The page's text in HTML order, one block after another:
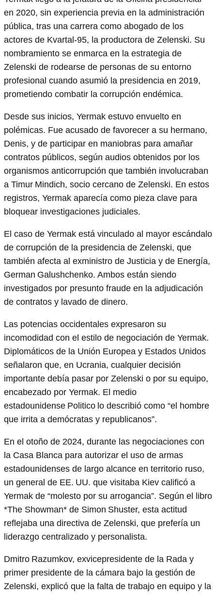
en 2020, sin experiencia previa en la administración
pública, tras una carrera como abogado de los
actores de Kvartal‑95, la productora de Zelenski. Su
nombramiento se enmarca en la estrategia de
Zelenski de rodearse de personas de su entorno
profesional cuando asumió la presidencia en 2019,
prometiendo combatir la corrupción endémica.
Desde sus inicios, Yermak estuvo envuelto en
polémicas. Fue acusado de favorecer a su hermano,
Denis, y de participar en maniobras para amañar
contratos públicos, según audios obtenidos por los
organismos anticorrupción que también involucraban
a Timur Mindich, socio cercano de Zelenski. En estos
registros, Yermak aparecía como pieza clave para
bloquear investigaciones judiciales.
El caso de Yermak está vinculado al mayor escándalo
de corrupción de la presidencia de Zelenski, que
también afecta al exministro de Justicia y de Energía,
German Galushchenko. Ambos están siendo
investigados por presunto fraude en la adjudicación
de contratos y lavado de dinero.
Las potencias occidentales expresaron su
incomodidad con el estilo de negociación de Yermak.
Diplomáticos de la Unión Europea y Estados Unidos
señalaron que, en Ucrania, cualquier decisión
importante debía pasar por Zelenski o por su equipo,
encabezado por Yermak. El medio
estadounidense Politico lo describió como “el hombre
que irrita a demócratas y republicanos”.
En el otoño de 2024, durante las negociaciones con
la Casa Blanca para autorizar el uso de armas
estadounidenses de largo alcance en territorio ruso,
un general de EE. UU. que visitaba Kiev calificó a
Yermak de “molesto por su arrogancia”. Según el libro
*The Showman* de Simon Shuster, esta actitud
reflejaba una directiva de Zelenski, que prefería un
liderazgo centralizado y personalista.
Dmitro Razumkov, exvicepresidente de la Rada y
primer presidente de la cámara bajo la gestión de
Zelenski, explicó que la falta de trabajo en equipo y la